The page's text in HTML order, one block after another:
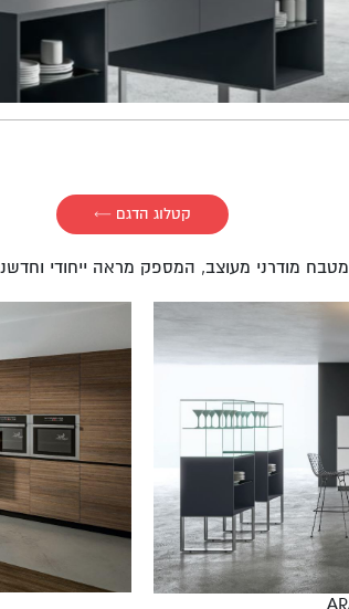
קטלוג הדגם ​←
מטבח מודרני מעוצב, המספק מראה ייחודי